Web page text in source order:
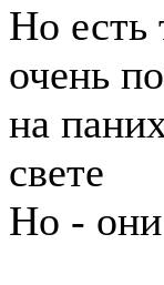
Но
очень
на
свете
Но -